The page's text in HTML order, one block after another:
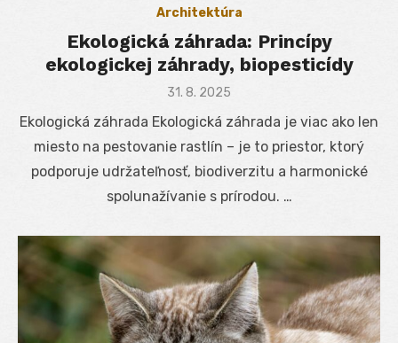
Architektúra
Ekologická záhrada: Princípy
ekologickej záhrady, biopesticídy
Posted
31. 8. 2025
Ekologická záhrada Ekologická záhrada je viac ako len
miesto na pestovanie rastlín – je to priestor, ktorý
podporuje udržateľnosť, biodiverzitu a harmonické
spolunažívanie s prírodou. …